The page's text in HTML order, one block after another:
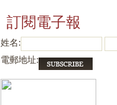
訂閱電子報
姓名:
電郵地址: